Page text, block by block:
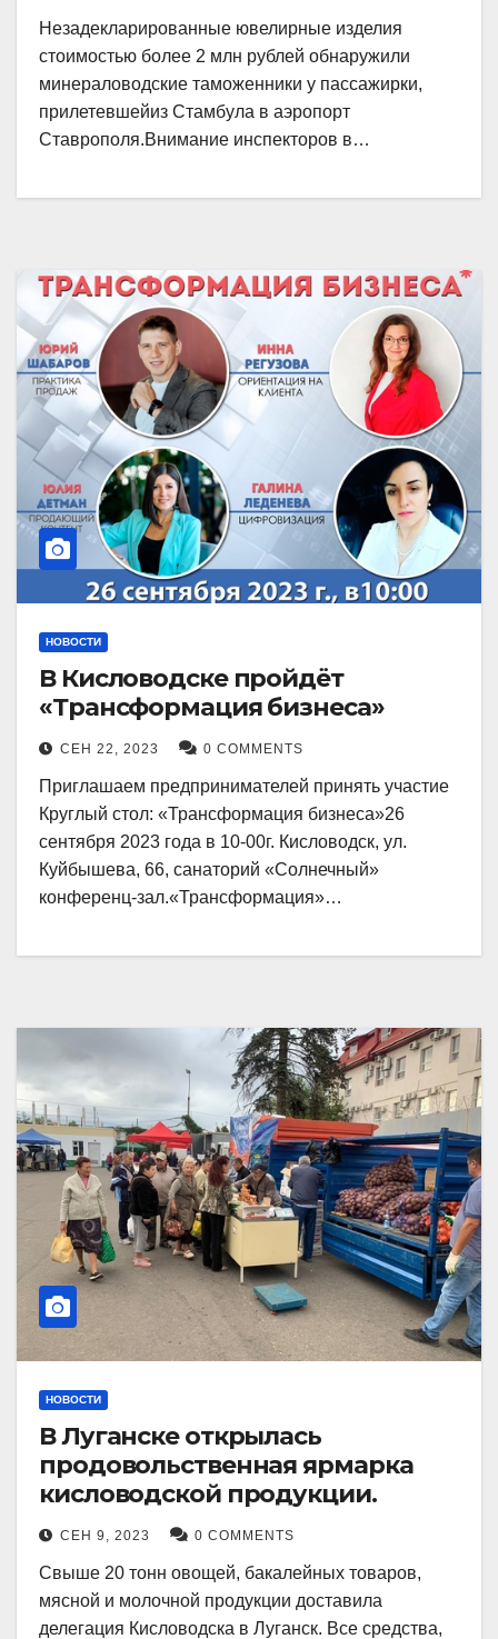
Незадекларированные ювелирные изделия
стоимостью более 2 млн рублей обнаружили
минераловодские таможенники у пассажирки,
прилетевшейиз Стамбула в аэропорт
Ставрополя.Внимание инспекторов в…
НОВОСТИ
В Кисловодске пройдёт
«Трансформация бизнеса»
СЕН 22, 2023 0 COMMENTS
Приглашаем предпринимателей принять участие
Круглый стол: «Трансформация бизнеса»26
сентября 2023 года в 10-00г. Кисловодск, ул.
Куйбышева, 66, санаторий «Солнечный»
конференц-зал.«Трансформация»…
НОВОСТИ
В Луганске открылась
продовольственная ярмарка
кисловодской продукции.
СЕН 9, 2023 0 COMMENTS
Свыше 20 тонн овощей, бакалейных товаров,
мясной и молочной продукции доставила
делегация Кисловодска в Луганск. Все средства,